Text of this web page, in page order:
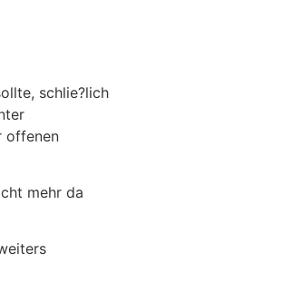
schlie?lich
offenen
mehr da